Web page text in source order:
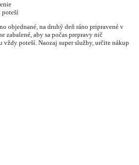
poteší
objednané, na druhý deň ráno pripravené v
zabalené, aby sa počas prepravy nič
vždy poteší. Naozaj super služby, určite nákup